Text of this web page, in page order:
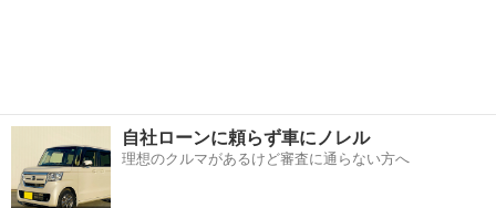
自社ローンに頼らず車にノレル
理想のクルマがあるけど審査に通らない方へ